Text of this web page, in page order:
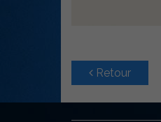
Retour